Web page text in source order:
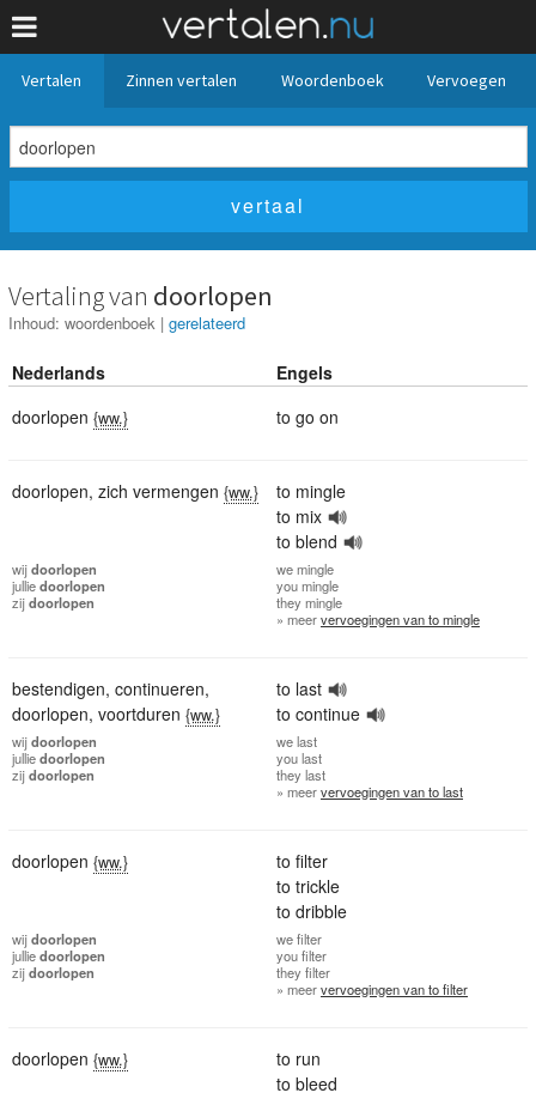
Vertalen Zinnen vertalen Woordenboek Vervoegen
Vertaling van doorlopen
Inhoud: woordenboek | gerelateerd
Nederlands
Engels
doorlopen {ww.} to go on
doorlopen, zich vermengen {ww.}
to mingle
to mix
to blend
wijdoorlopen
julliedoorlopen
zijdoorlopen
wemingle
youmingle
they mingle
» meervervoegingen van to mingle
bestendigen, continueren,
doorlopen, voortduren {ww.}
to last
to continue
wijdoorlopen
julliedoorlopen
zijdoorlopen
welast
youlast
they last
» meervervoegingen van to last
doorlopen {ww.}
to filter
to trickle
to dribble
wijdoorlopen
julliedoorlopen
zijdoorlopen
wefilter
youfilter
they filter
» meervervoegingen van to filter
doorlopen {ww.}
to run
to bleed